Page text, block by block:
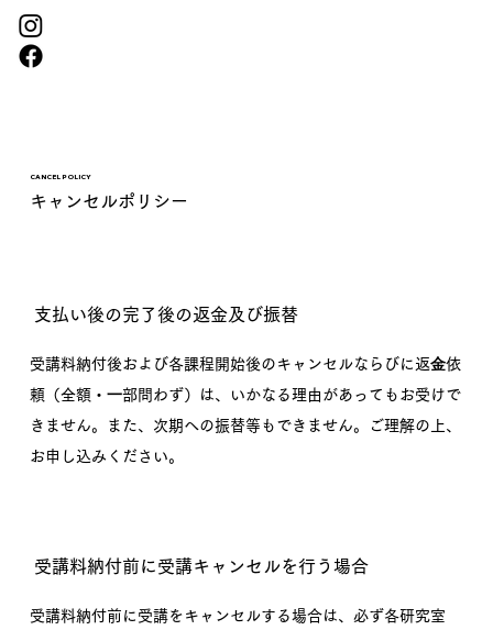
支払い後の完了後の返金及び振替
受講料納付後および各課程開始後のキャンセルならびに返⾦依
頼（全額・⼀部問わず）は、いかなる理由があってもお受けで
きません。また、次期への振替等もできません。ご理解の上、
お申し込みください。
受講料納付前に受講キャンセルを行う場合
受講料納付前に受講をキャンセルする場合は、必ず各研究室
キャンセルポリシー
CANCEL POLICY